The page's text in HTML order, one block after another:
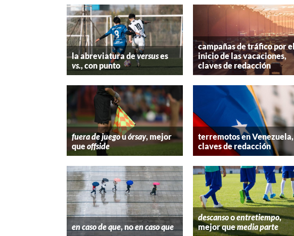
la abreviatura deversuses
vs., con punto
campañas de tráfico por el
inicio de las vacaciones,
claves de redacción
fuera de juegouórsay, mejor
queoffside
terremotos en Venezuela,
claves de redacción
en caso de que, noen caso que
descansooentretiempo,
mejor quemedia parte